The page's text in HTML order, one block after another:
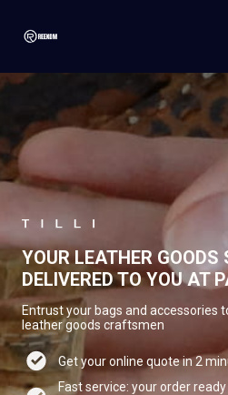
YOUR LEATHER GOODS
DELIVERED TO YOU AT
Entrust your bags and accessories
leather goods craftsmen
Get your online quote in 2
Fast service: your order